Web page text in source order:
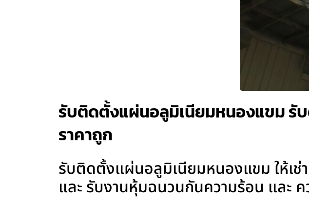
รับติดตั้งแผ่นอลูมิเนียมหนองแขม รับ
ราคาถูก
รับติดตั้งแผ่นอลูมิเนียมหนองแขม ให้เ
และ รับงานหุ้มฉนวนกันความร้อน และ